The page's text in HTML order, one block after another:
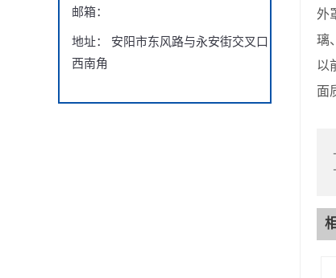
邮箱：
地址： 安阳市东风路与永安街交叉口
西南角
外
璃
以
面